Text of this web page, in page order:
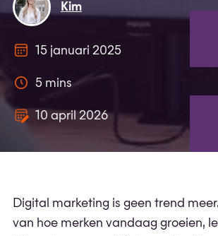
Kim
15 januari 2025
5 mins
10 april 2026
Digital marketing is geen trend
van hoe merken vandaag groeien,